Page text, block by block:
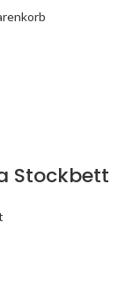
Stockbett